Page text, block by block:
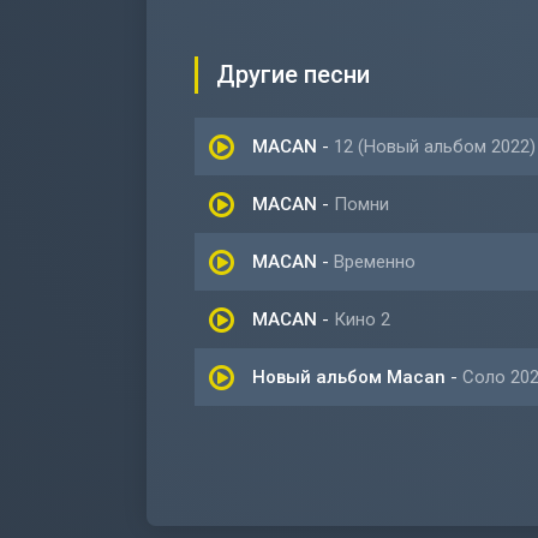
Другие песни
MACAN - 12 (Новый альбом 2022)
MACAN - Помни
MACAN - Временно
MACAN - Кино 2
Новый альбом Macan - Соло